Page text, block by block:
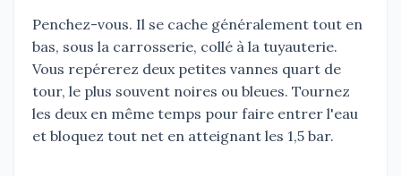
Penchez-vous. Il se cache généralement tout en
bas, sous la carrosserie, collé à la tuyauterie.
Vous repérerez deux petites vannes quart de
tour, le plus souvent noires ou bleues. Tournez
les deux en même temps pour faire entrer l'eau
et bloquez tout net en atteignant les 1,5 bar.